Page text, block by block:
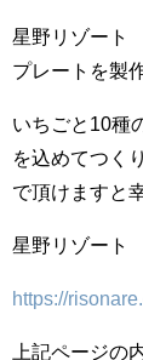
星野リゾート
プレートを製
いちごと10種
を込めてつく
で頂けますと
星野リゾート
https://
上記ページの